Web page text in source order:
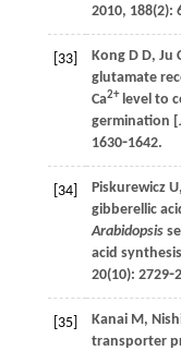
2010, 188(2):
[33] Kong D D, Ju
glutamate
Ca2+level to
germination
1630⁃1642.
[34] Piskurewicz U,
gibberellic
Arabidopsis
acid
20(10):
[35] Kanai M,
transporter